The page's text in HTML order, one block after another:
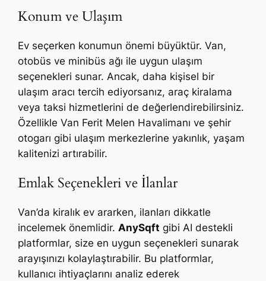
Konum ve Ulaşım
Ev seçerken konumun önemi büyüktür. Van,
otobüs ve minibüs ağı ile uygun ulaşım
seçenekleri sunar. Ancak, daha kişisel bir
ulaşım aracı tercih ediyorsanız, araç kiralama
veya taksi hizmetlerini de değerlendirebilirsiniz.
Özellikle Van Ferit Melen Havalimanı ve şehir
otogarı gibi ulaşım merkezlerine yakınlık, yaşam
kalitenizi artırabilir.
Emlak Seçenekleri ve İlanlar
Van’da kiralık ev ararken, ilanları dikkatle
incelemek önemlidir.AnySqft gibi AI destekli
platformlar, size en uygun seçenekleri sunarak
arayışınızı kolaylaştırabilir. Bu platformlar,
kullanıcı ihtiyaçlarını analiz ederek